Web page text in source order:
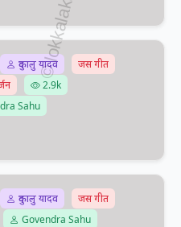
दुकालु यादव
जस गीत
2.9k
Sahu
दुकालु यादव
जस गीत
Govendra Sahu